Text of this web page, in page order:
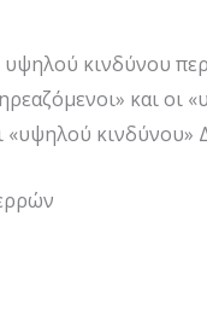
κινδύνου
και οι
«υψηλού